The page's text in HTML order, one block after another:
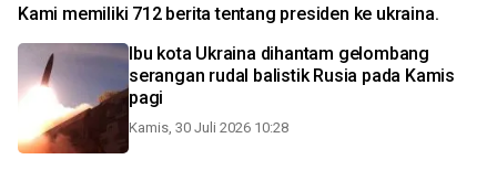
Kami memiliki 712 berita tentang presiden ke ukraina.
Ibu kota Ukraina dihantam gelombang
serangan rudal balistik Rusia pada Kamis
pagi
Kamis, 30 Juli 2026 10:28